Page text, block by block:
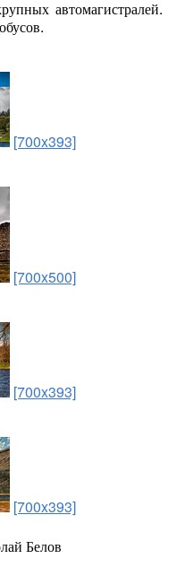
автомагистралей.
[700x393]
[700x500]
[700x393]
[700x393]
Белов